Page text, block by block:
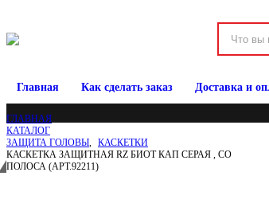
Главная Как сделать заказ Доставка и
ГЛАВНАЯ
КАТАЛОГ
ЗАЩИТА ГОЛОВЫ, КАСКЕТКИ
КАСКЕТКА ЗАЩИТНАЯ RZ БИОТ КАП СЕРАЯ , СО
ПОЛОСА (АРТ.92211)
Спецодежда в Новосибирске